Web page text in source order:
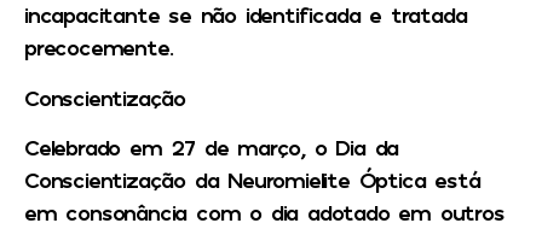
incapacitante se não identificada e tratada
precocemente.
Conscientização
Celebrado em 27 de março, o Dia da
Conscientização da Neuromielite Óptica está
em consonância com o dia adotado em outros